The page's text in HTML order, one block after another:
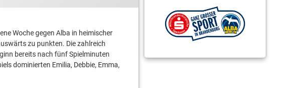
Woche gegen Alba in heimischer
zu punkten. Die zahlreich
bereits nach fünf Spielminuten
dominierten Emilia, Debbie, Emma,